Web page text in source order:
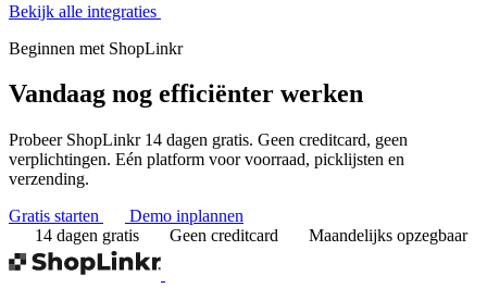
Bekijk alle integraties
Beginnen met ShopLinkr
Vandaag nog efficiënter werken
Probeer ShopLinkr 14 dagen gratis. Geen creditcard, geen
verplichtingen. Eén platform voor voorraad, picklijsten en
verzending.
Gratis starten
Demo inplannen
14 dagen gratis
Geen creditcard Maandelijks opzegbaar